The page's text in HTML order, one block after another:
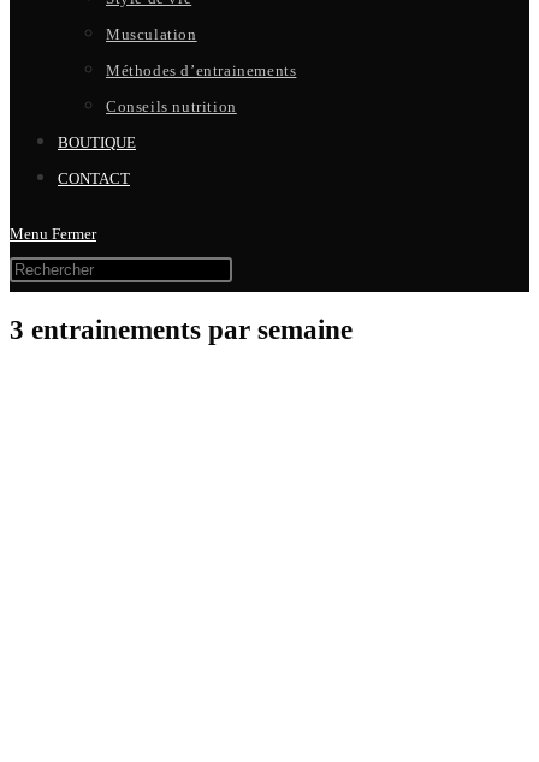
Musculation
Méthodes d’entrainements
Conseils nutrition
BOUTIQUE
CONTACT
Menu Fermer
3 entrainements par semaine